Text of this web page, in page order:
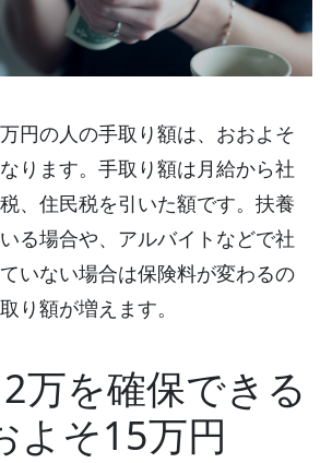
円の人の手取り額は、おおよそ
ります。手取り額は月給から社
、住民税を引いた額です。扶養
る場合や、アルバイトなどで社
いない場合は保険料が変わるの
り額が増えます。
万を確保できる
よそ15万円